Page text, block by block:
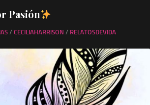
Pasión
/ CECILIAHARRISON / RELATOSDEVIDA